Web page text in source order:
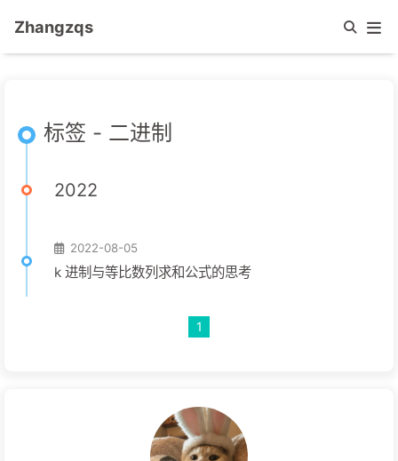
Zhangzqs
标签 - 二进制
2022
2022-08-05
k 进制与等比数列求和公式的思考
1